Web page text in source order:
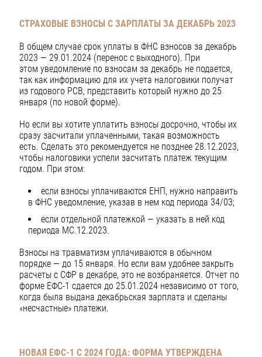
СТРАХОВЫЕ ВЗНОСЫ С ЗАРПЛАТЫ ЗА ДЕКАБРЬ 2023
В общем случае срок уплаты в ФНС взносов за декабрь
2023 — 29.01.2024 (перенос с выходного). При
этом уведомление по взносам за декабрь не подается,
так как информацию для их учета налоговики получат
из годового РСВ, представить который нужно до 25
января (по новой форме).
Но если вы хотите уплатить взносы досрочно, чтобы их
сразу засчитали уплаченными, такая возможность
есть. Сделать это рекомендуется не позднее 28.12.2023,
чтобы налоговики успели засчитать платеж текущим
годом. При этом:
если взносы уплачиваются ЕНП, нужно направить
в ФНС уведомление, указав в нем код периода 34/03;
если отдельной платежкой — указать в ней код
периода МС.12.2023.
Взносы на травматизм уплачиваются в обычном
порядке — до 15 января. Но если вам удобнее закрыть
расчеты с СФР в декабре, это не возбраняется. Отчет по
форме ЕФС-1 сдается до 25.01.2024 независимо от того,
когда была выдана декабрьская зарплата и сделаны
«несчастные» платежи.
НОВАЯ ЕФС-1 С 2024 ГОДА: ФОРМА УТВЕРЖДЕНА